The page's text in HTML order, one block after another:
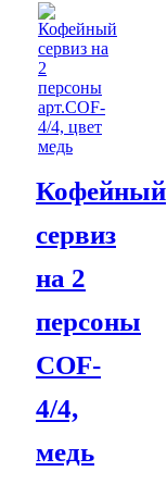
Кофейный
сервиз
на 2
персоны
COF-
4/4,
медь